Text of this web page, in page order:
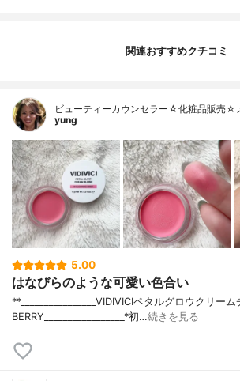
関連おすすめクチコミ
ビューティーカウンセラー☆化粧品販売☆
yung
5.00
はなびらのような可愛い色合い
**⁡________________⁡⁡VIDIVICI⁡ペタルグロウクリー
BERRY⁡_________________*初…続きを見る